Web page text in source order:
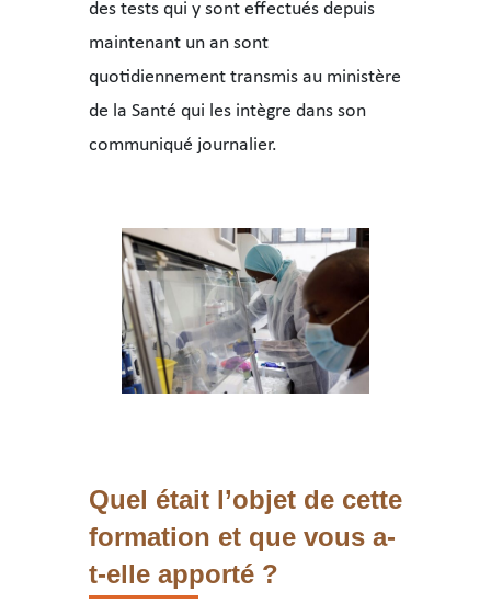
des tests qui y sont effectués depuis
maintenant un an sont
quotidiennement transmis au ministère
de la Santé qui les intègre dans son
communiqué journalier.
Quel était l’objet de cette
formation et que vous a-
t-elle apporté ?